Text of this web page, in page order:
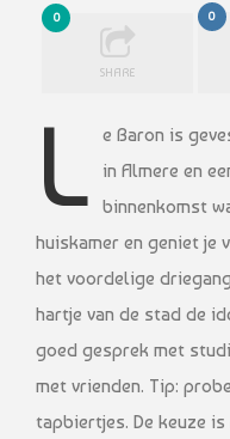
0
SHARE
0
L
e Baron is
in Almere en
binnenkomst
huiskamer en geniet je
het voordelige
hartje van de stad de
goed gesprek met
met vrienden. Tip:
tapbiertjes. De keuze is